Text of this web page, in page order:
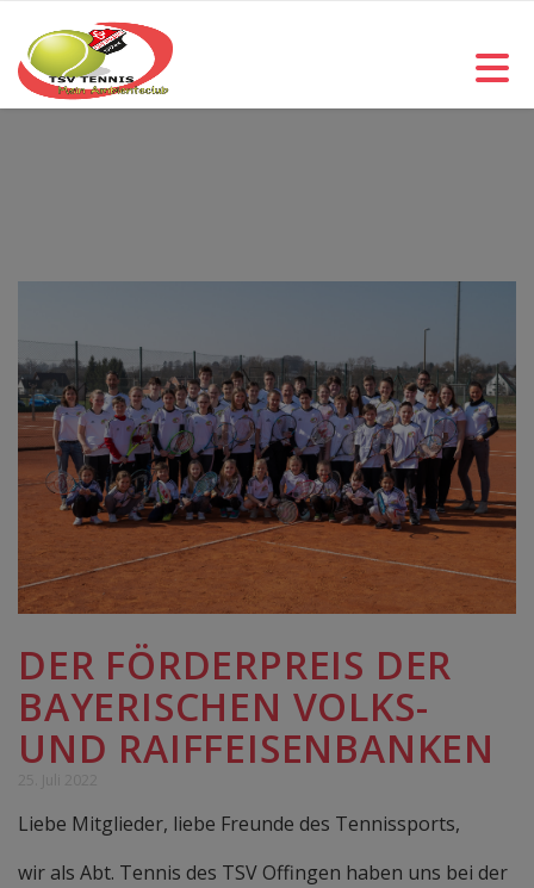
DER FÖRDERPREIS DER
BAYERISCHEN VOLKS-
UND RAIFFEISENBANKEN
Liebe Mitglieder, liebe Freunde des Tennissports,
wir als Abt. Tennis des TSV Offingen haben uns bei der